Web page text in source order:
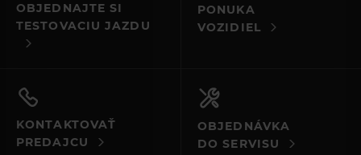
OBJEDNAJTE SI
TESTOVACIU JAZDU
PONUKA
VOZIDIEL
KONTAKTOVAŤ
PREDAJCU
OBJEDNÁVKA
DO SERVISU